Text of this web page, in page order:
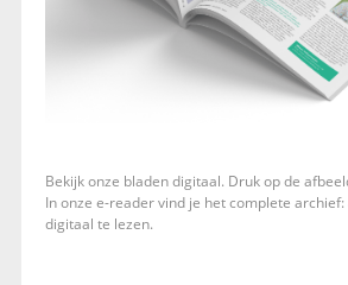
Bekijk onze bladen digitaal. Druk op de
In onze e-reader vind je het complete
digitaal te lezen.